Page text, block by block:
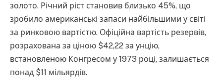
золото. Річний ріст становив близько 45%, що
зробило американські запаси найбільшими у світі
за ринковою вартістю. Офіційна вартість резервів,
розрахована за ціною $42,22 за унцію,
встановленою Конгресом у 1973 році, залишається
понад $11 мільярдів.